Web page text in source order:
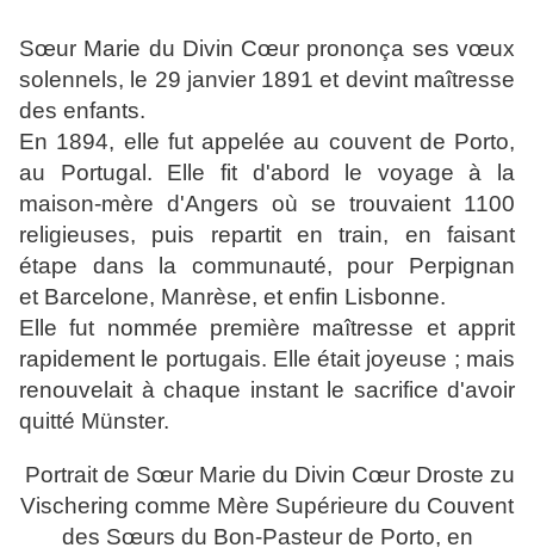
Sœur Marie du Divin Cœur prononça ses vœux
solennels, le 29 janvier 1891 et devint maîtresse
des enfants.
En 1894, elle fut appelée au couvent de Porto,
au Portugal. Elle fit d'abord le voyage à la
maison-mère d'Angers où se trouvaient 1100
religieuses, puis repartit en train, en faisant
étape dans la communauté, pour Perpignan
et Barcelone, Manrèse, et enfin Lisbonne.
Elle fut nommée première maîtresse et apprit
rapidement le portugais. Elle était joyeuse ; mais
renouvelait à chaque instant le sacrifice d'avoir
quitté Münster.
Portrait de Sœur Marie du Divin Cœur Droste zu
Vischering comme Mère Supérieure du Couvent
des Sœurs du Bon-Pasteur de Porto, en